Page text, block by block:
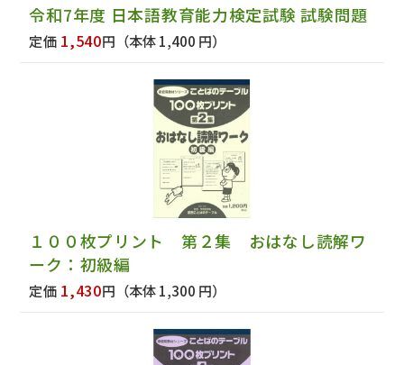
令和7年度 日本語教育能力検定試験 試験問題
定価 1,540円 （本体 1,400 円）
１００枚プリント 第２集 おはなし読解ワ
ーク：初級編
定価 1,430円 （本体 1,300 円）